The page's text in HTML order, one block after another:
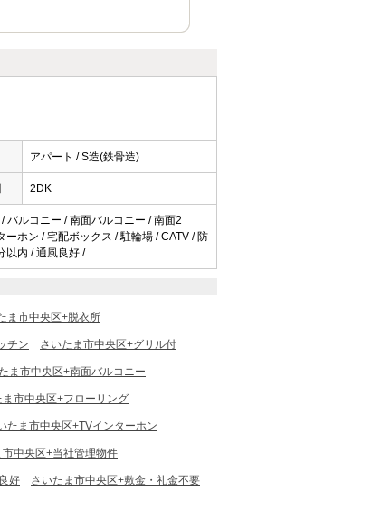
アパート / S造(鉄骨造)
2DK
バルコニー / 南面バルコニー / 南面2
ホン / 宅配ボックス / 駐輪場 / CATV / 防
以内 / 通風良好 /
ま市中央区+脱衣所
チン さいたま市中央区+グリル付
ま市中央区+南面バルコニー
ま市中央区+フローリング
たま市中央区+TVインターホン
市中央区+当社管理物件
好 さいたま市中央区+敷金・礼金不要